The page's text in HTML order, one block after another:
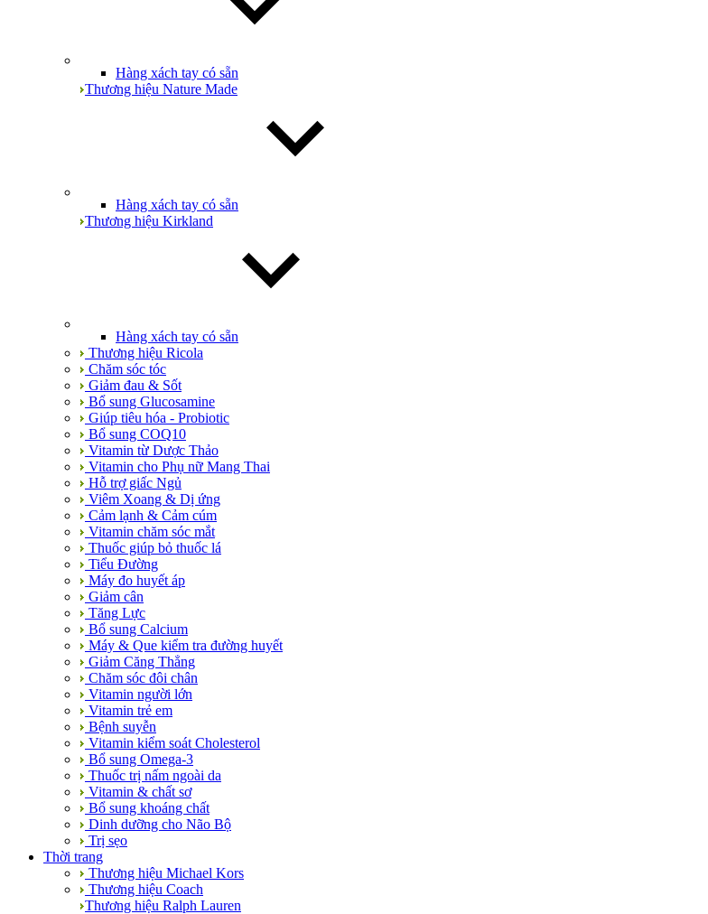
Hàng xách tay có sẵn
Thương hiệu Nature Made
Hàng xách tay có sẵn
Thương hiệu Kirkland
Hàng xách tay có sẵn
Thương hiệu Ricola
Chăm sóc tóc
Giảm đau & Sốt
Bổ sung Glucosamine
Giúp tiêu hóa - Probiotic
Bổ sung COQ10
Vitamin từ Dược Thảo
Vitamin cho Phụ nữ Mang Thai
Hỗ trợ giấc Ngủ
Viêm Xoang & Dị ứng
Cảm lạnh & Cảm cúm
Vitamin chăm sóc mắt
Thuốc giúp bỏ thuốc lá
Tiểu Đường
Máy đo huyết áp
Giảm cân
Tăng Lực
Bổ sung Calcium
Máy & Que kiểm tra đường huyết
Giảm Căng Thẳng
Chăm sóc đôi chân
Vitamin người lớn
Vitamin trẻ em
Bệnh suyễn
Vitamin kiểm soát Cholesterol
Bổ sung Omega-3
Thuốc trị nấm ngoài da
Vitamin & chất sơ
Bổ sung khoáng chất
Dinh dưỡng cho Não Bộ
Trị sẹo
Thời trang
Thương hiệu Michael Kors
Thương hiệu Coach
Thương hiệu Ralph Lauren